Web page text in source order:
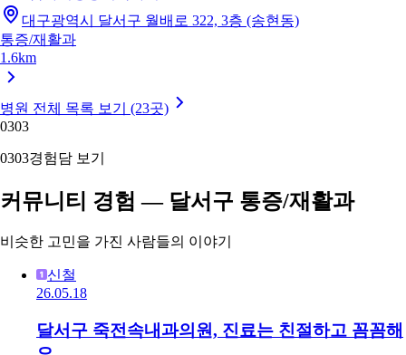
대구광역시 달서구 월배로 322, 3층 (송현동)
통증/재활과
1.6km
병원 전체 목록 보기 (23곳)
0303
0303경험담 보기
커뮤니티 경험 — 달서구 통증/재활과
비슷한 고민을 가진 사람들의 이야기
신철
26.05.18
달서구 죽전속내과의원, 진료는 친절하고 꼼꼼해